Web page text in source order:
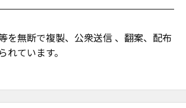
を無断で複製、公衆送信 、翻案、配布
れています。